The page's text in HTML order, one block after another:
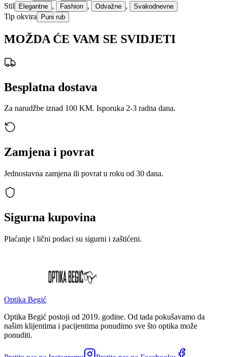
Stil Elegantne , Fashion , Odvažne , Svakodnevne
Tip okvira Puni rub
MOŽDA ĆE VAM SE SVIDJETI
Besplatna dostava
Za narudžbe iznad 100 KM. Isporuka 2-3 radna dana.
Zamjena i povrat
Jednostavna zamjena ili povrat u roku od 30 dana.
Sigurna kupovina
Plaćanje i lični podaci su sigurni i zaštićeni.
Optika Begić
Optika Begić postoji od 2019. godine. Od tada pokušavamo da
našim klijentima i pacijentima ponudimo sve što optika može
ponuditi.